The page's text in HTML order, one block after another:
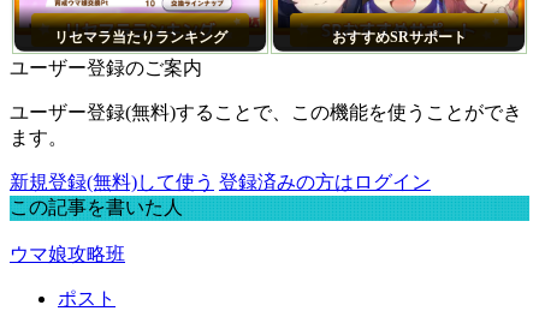
リセマラ当たりランキング おすすめSRサポート
ユーザー登録のご案内
ユーザー登録(無料)することで、この機能を使うことができ
ます。
新規登録(無料)して使う 登録済みの方はログイン
この記事を書いた人
ウマ娘攻略班
ポスト